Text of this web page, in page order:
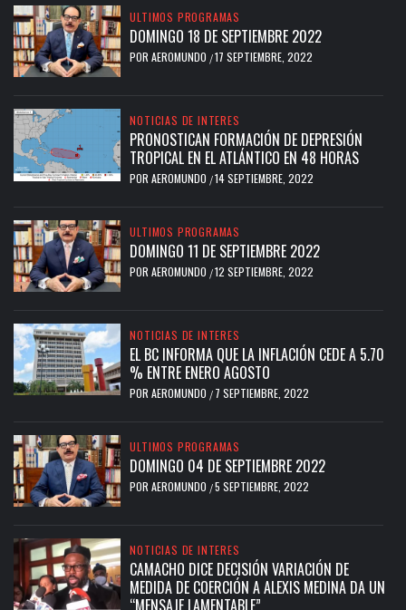
ULTIMOS PROGRAMAS
DOMINGO 18 DE SEPTIEMBRE 2022
POR AEROMUNDO /17 SEPTIEMBRE, 2022
NOTICIAS DE INTERES
PRONOSTICAN FORMACIÓN DE DEPRESIÓN
TROPICAL EN EL ATLÁNTICO EN 48 HORAS
POR AEROMUNDO /14 SEPTIEMBRE, 2022
ULTIMOS PROGRAMAS
DOMINGO 11 DE SEPTIEMBRE 2022
POR AEROMUNDO /12 SEPTIEMBRE, 2022
NOTICIAS DE INTERES
EL BC INFORMA QUE LA INFLACIÓN CEDE A 5.70
% ENTRE ENERO AGOSTO
POR AEROMUNDO / 7 SEPTIEMBRE, 2022
ULTIMOS PROGRAMAS
DOMINGO 04 DE SEPTIEMBRE 2022
POR AEROMUNDO /5 SEPTIEMBRE, 2022
NOTICIAS DE INTERES
CAMACHO DICE DECISIÓN VARIACIÓN DE
MEDIDA DE COERCIÓN A ALEXIS MEDINA DA UN